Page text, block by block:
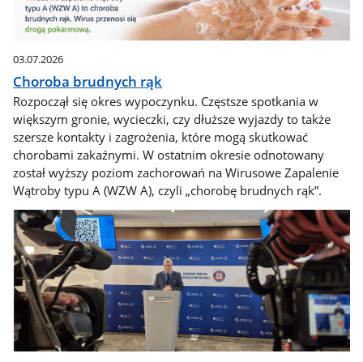
03.07.2026
Choroba brudnych rąk
Rozpoczął się okres wypoczynku. Częstsze spotkania w
większym gronie, wycieczki, czy dłuższe wyjazdy to także
szersze kontakty i zagrożenia, które mogą skutkować
chorobami zakaźnymi. W ostatnim okresie odnotowany
został wyższy poziom zachorowań na Wirusowe Zapalenie
Wątroby typu A (WZW A), czyli „chorobę brudnych rąk”.